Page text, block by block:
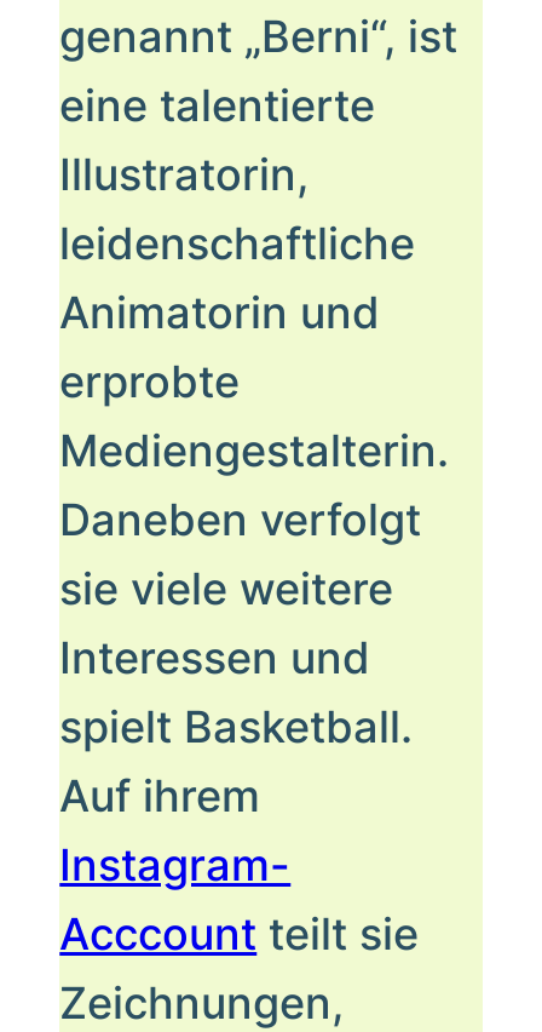
genannt „Berni“, ist
eine talentierte
Illustratorin,
leidenschaftliche
Animatorin und
erprobte
Mediengestalterin.
Daneben verfolgt
sie viele weitere
Interessen und
spielt Basketball.
Auf ihrem
Instagram-
Acccount teilt sie
Zeichnungen,